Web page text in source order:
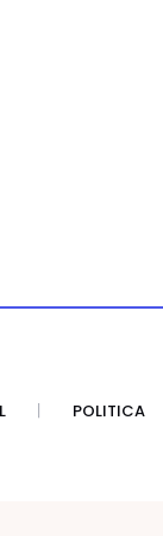
POLITICA